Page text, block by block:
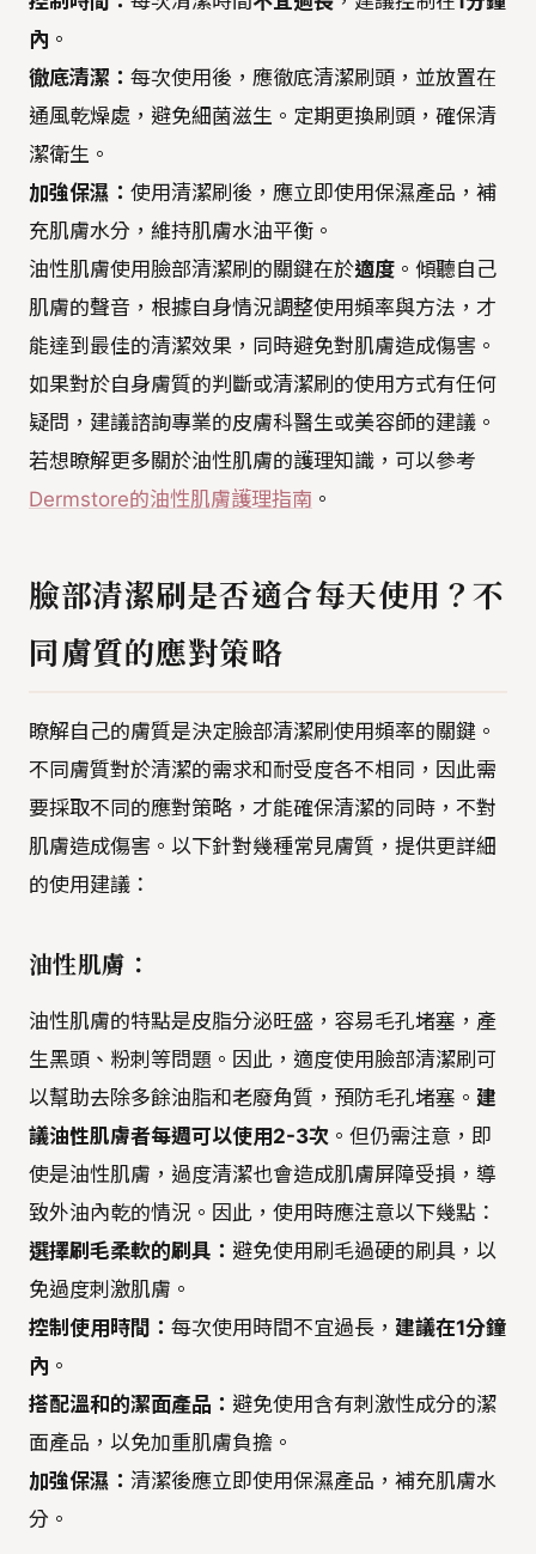
內 。
徹底清潔： 每次使用後，應徹底清潔刷頭，並放置在
通風乾燥處，避免細菌滋生。定期更換刷頭，確保清
潔衛生。
加強保濕： 使用清潔刷後，應立即使用保濕產品，補
充肌膚水分，維持肌膚水油平衡。
油性肌膚使用臉部清潔刷的關鍵在於適度 。傾聽自己
肌膚的聲音，根據自身情況調整使用頻率與方法，才
能達到最佳的清潔效果，同時避免對肌膚造成傷害。
如果對於自身膚質的判斷或清潔刷的使用方式有任何
疑問，建議諮詢專業的皮膚科醫生或美容師的建議。
若想瞭解更多關於油性肌膚的護理知識，可以參考
Dermstore的油性肌膚護理指南 。
臉部清潔刷是否適合每天使用？不
同膚質的應對策略
瞭解自己的膚質是決定臉部清潔刷使用頻率的關鍵。
不同膚質對於清潔的需求和耐受度各不相同，因此需
要採取不同的應對策略，才能確保清潔的同時，不對
肌膚造成傷害。以下針對幾種常見膚質，提供更詳細
的使用建議：
油性肌膚：
油性肌膚的特點是皮脂分泌旺盛，容易毛孔堵塞，產
生黑頭、粉刺等問題。因此，適度使用臉部清潔刷可
以幫助去除多餘油脂和老廢角質，預防毛孔堵塞。 建
議油性肌膚者每週可以使用2-3次 。但仍需注意，即
使是油性肌膚，過度清潔也會造成肌膚屏障受損，導
致外油內乾的情況。因此，使用時應注意以下幾點：
選擇刷毛柔軟的刷具： 避免使用刷毛過硬的刷具，以
免過度刺激肌膚。
控制使用時間： 每次使用時間不宜過長， 建議在1分鐘
內 。
搭配溫和的潔面產品： 避免使用含有刺激性成分的潔
面產品，以免加重肌膚負擔。
加強保濕： 清潔後應立即使用保濕產品，補充肌膚水
分。